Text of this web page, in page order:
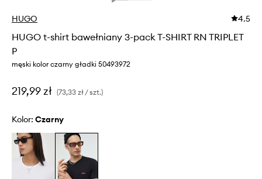
HUGO 4.5
HUGO t-shirt bawełniany 3-pack T-SHIRT RN TRIPLET
P
męski kolor czarny gładki 50493972
219,99 zł (73,33 zł / szt.)
Kolor: czarny